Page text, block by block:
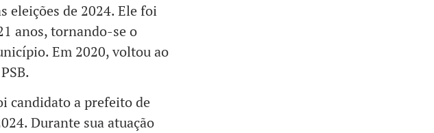
eleições de 2024. Ele foi
anos, tornando-se o
Em 2020, voltou ao
candidato a prefeito de
Durante sua atuação